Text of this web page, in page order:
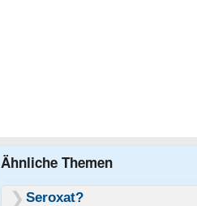
Ähnliche Themen
Seroxat?